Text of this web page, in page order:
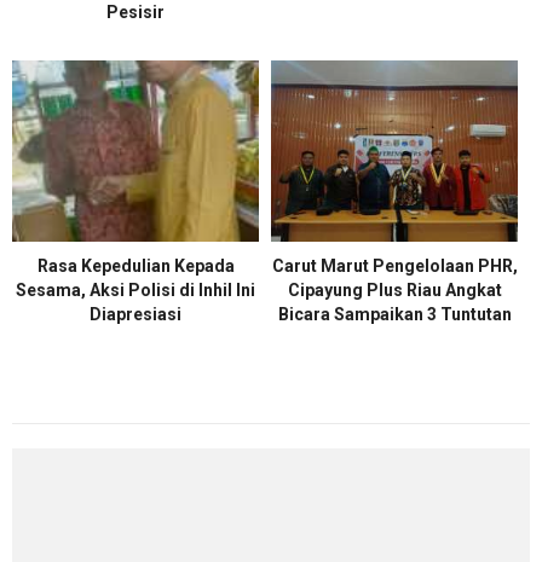
Pesisir
Rasa Kepedulian Kepada
Sesama, Aksi Polisi di Inhil Ini
Diapresiasi
Carut Marut Pengelolaan PHR,
Cipayung Plus Riau Angkat
Bicara Sampaikan 3 Tuntutan